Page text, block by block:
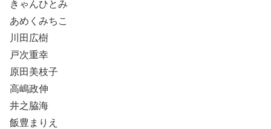
きゃんひとみ
あめくみちこ
川田広樹
戸次重幸
原田美枝子
高嶋政伸
井之脇海
飯豊まりえ